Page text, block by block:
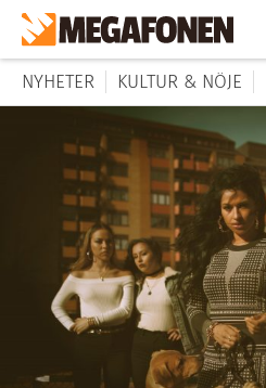
NYHETER KULTUR & NÖJE